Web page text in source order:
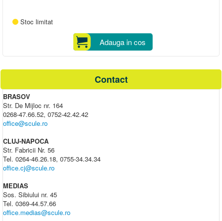
Stoc limitat
Adauga in cos
Contact
BRASOV
Str. De Mijloc nr. 164
0268-47.66.52, 0752-42.42.42
office@scule.ro
CLUJ-NAPOCA
Str. Fabricii Nr. 56
Tel. 0264-46.26.18, 0755-34.34.34
office.cj@scule.ro
MEDIAS
Sos. Sibiului nr. 45
Tel. 0369-44.57.66
office.medias@scule.ro